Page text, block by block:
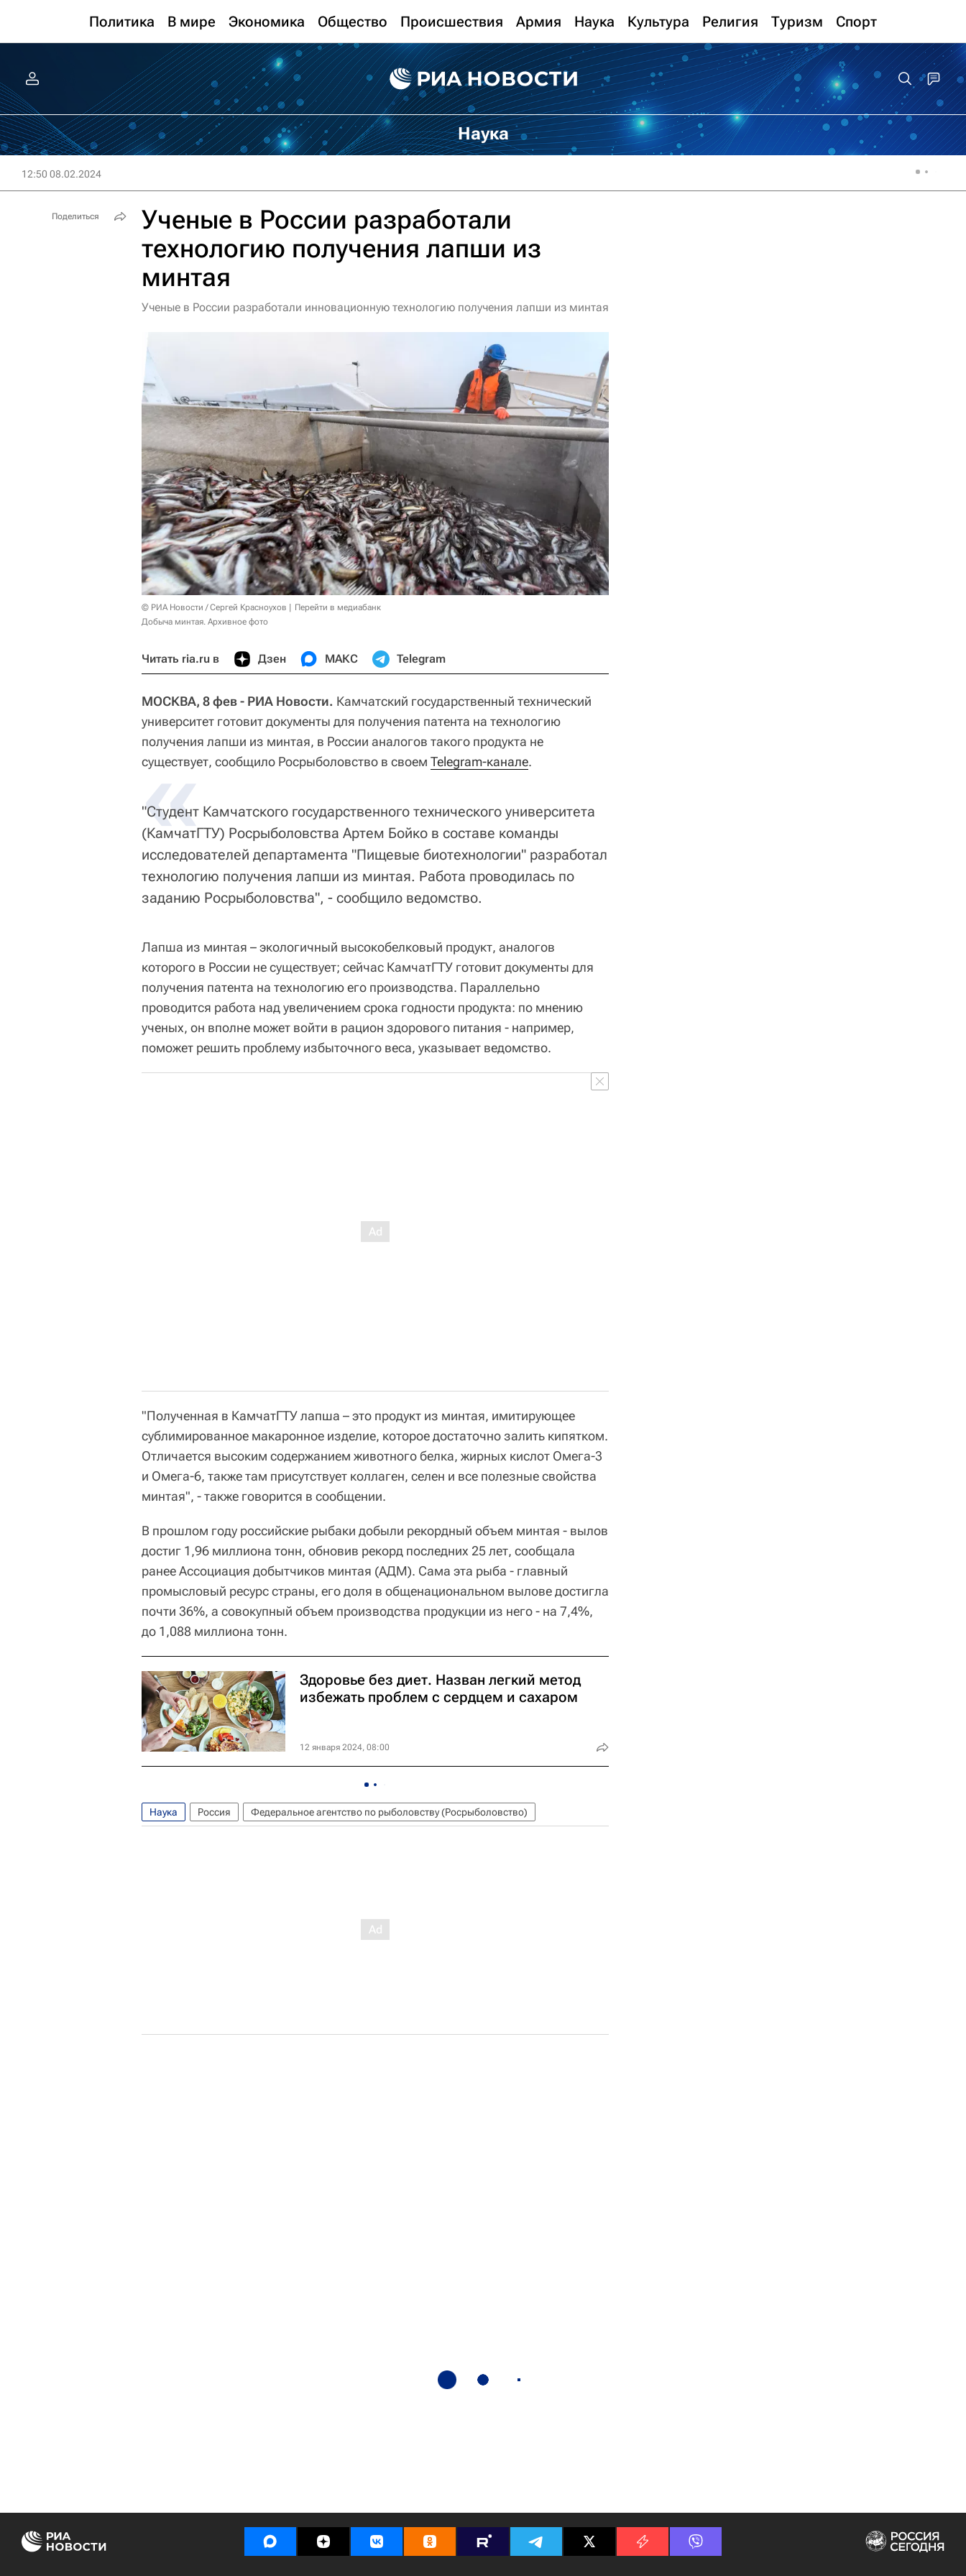
Политика В мире Экономика Общество Происшествия Армия Наука Культура Религия Туризм Спорт
Наука
12:50 08.02.2024
Ученые в России разработали
технологию получения лапши из
минтая
Ученые в России разработали инновационную технологию получения лапши из минтая
© РИА Новости / Сергей Красноухов
Перейти в медиабанк
Добыча минтая. Архивное фото
Читать ria.ru в Дзен МАКС Telegram
МОСКВА, 8 фев - РИА Новости. Камчатский государственный технический
университет готовит документы для получения патента на технологию
получения лапши из минтая, в России аналогов такого продукта не
существует, сообщило Росрыболовство в своем Telegram-канале.
«
"Студент Камчатского государственного технического университета
(КамчатГТУ) Росрыболовства Артем Бойко в составе команды
исследователей департамента "Пищевые биотехнологии" разработал
технологию получения лапши из минтая. Работа проводилась по
заданию Росрыболовства", - сообщило ведомство.
Лапша из минтая – экологичный высокобелковый продукт, аналогов
которого в России не существует; сейчас КамчатГТУ готовит документы для
получения патента на технологию его производства. Параллельно
проводится работа над увеличением срока годности продукта: по мнению
ученых, он вполне может войти в рацион здорового питания - например,
поможет решить проблему избыточного веса, указывает ведомство.
"Полученная в КамчатГТУ лапша – это продукт из минтая, имитирующее
сублимированное макаронное изделие, которое достаточно залить кипятком.
Отличается высоким содержанием животного белка, жирных кислот Омега-3
и Омега-6, также там присутствует коллаген, селен и все полезные свойства
минтая", - также говорится в сообщении.
В прошлом году российские рыбаки добыли рекордный объем минтая - вылов
достиг 1,96 миллиона тонн, обновив рекорд последних 25 лет, сообщала
ранее Ассоциация добытчиков минтая (АДМ). Сама эта рыба - главный
промысловый ресурс страны, его доля в общенациональном вылове достигла
почти 36%, а совокупный объем производства продукции из него - на 7,4%,
до 1,088 миллиона тонн.
Здоровье без диет. Назван легкий метод
избежать проблем с сердцем и сахаром
12 января 2024, 08:00
Наука Россия Федеральное агентство по рыболовству (Росрыболовство)
Поделиться